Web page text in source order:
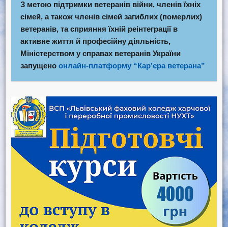
З метою підтримки ветеранів війни, членів їхніх
сімей, а також членів сімей загиблих (померлих)
ветеранів, та сприяння їхній реінтеграції в
активне життя й професійну діяльність,
Міністерством у справах ветеранів України
запущено онлайн-платформу “Кар’єра ветерана”